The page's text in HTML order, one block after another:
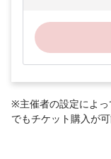
※主催者の設定によっ
でもチケット購入が可